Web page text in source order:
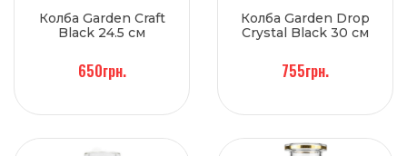
Колба Garden Craft
Black 24.5 см
650грн.
Колба Garden Drop
Crystal Black 30 см
755грн.